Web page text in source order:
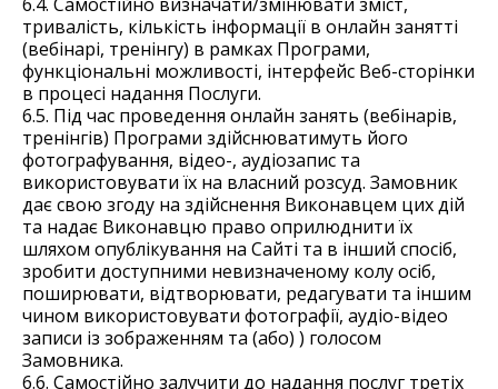
тривалість, кількість інформації в онлайн занятті
(вебінарі, тренінгу) в рамках Програми,
функціональні можливості, інтерфейс Веб-сторінки
в процесі надання Послуги.
6.5. Під час проведення онлайн занять (вебінарів,
тренінгів) Програми здійснюватимуть його
фотографування, відео-, аудіозапис та
використовувати їх на власний розсуд. Замовник
дає свою згоду на здійснення Виконавцем цих дій
та надає Виконавцю право оприлюднити їх
шляхом опублікування на Сайті та в інший спосіб,
зробити доступними невизначеному колу осіб,
поширювати, відтворювати, редагувати та іншим
чином використовувати фотографії, аудіо-відео
записи із зображенням та (або) ) голосом
Замовника.
6.6. Самостійно залучити до надання послуг третіх